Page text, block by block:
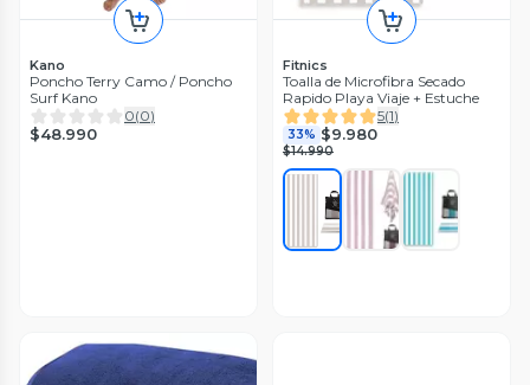
Kano
Poncho Terry Camo / Poncho
Surf Kano
0(0)
$48.990
Fitnics
Toalla de Microfibra Secado
Rapido Playa Viaje + Estuche
5(1)
33% $9.980
$14.990